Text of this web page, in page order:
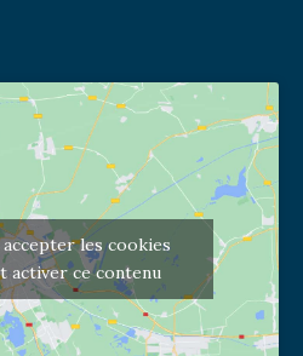
les cookies
activer ce contenu